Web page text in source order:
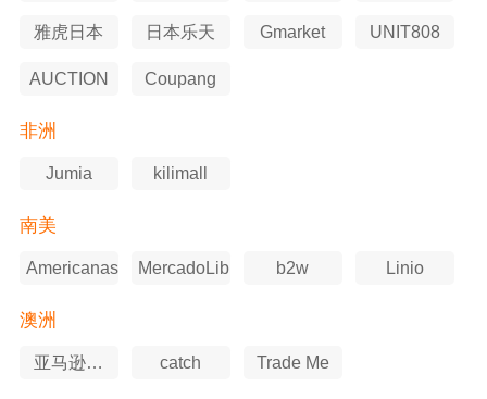
本站
雅虎日本 日本乐天 Gmarket UNIT808
AUCTION Coupang
非洲
Jumia kilimall
南美
Americanas MercadoLibre b2w Linio
澳洲
亚马逊澳
catch Trade Me